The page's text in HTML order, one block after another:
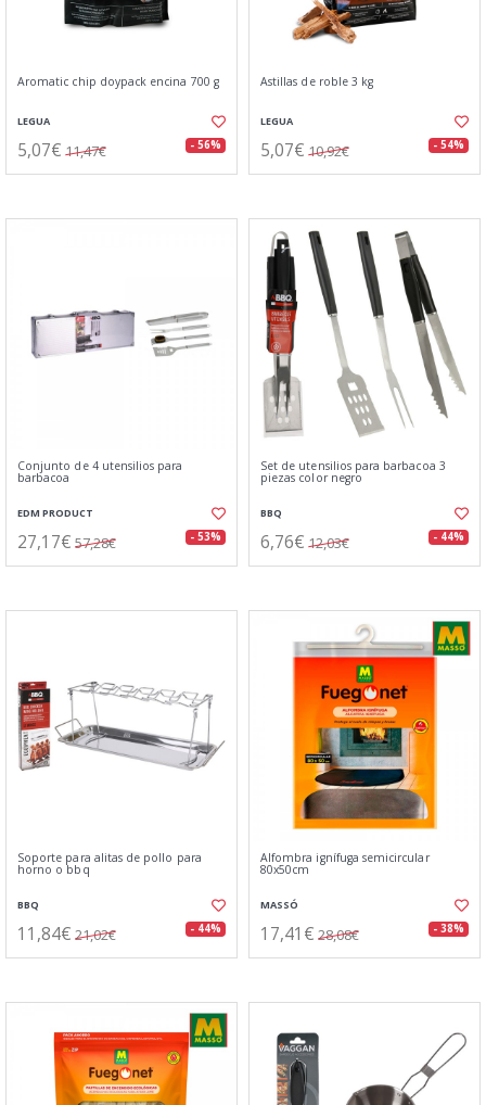
Aromatic chip doypack encina 700 g
LEGUA
5,07€ 11,47€ - 56%
Astillas de roble 3 kg
LEGUA
5,07€ 10,92€ - 54%
Conjunto de 4 utensilios para
barbacoa
EDM PRODUCT
27,17€ 57,28€ - 53%
Set de utensilios para barbacoa 3
piezas color negro
BBQ
6,76€ 12,03€ - 44%
Soporte para alitas de pollo para
horno o bbq
BBQ
11,84€ 21,02€ - 44%
Alfombra ignífuga semicircular
80x50cm
MASSÓ
17,41€ 28,08€ - 38%